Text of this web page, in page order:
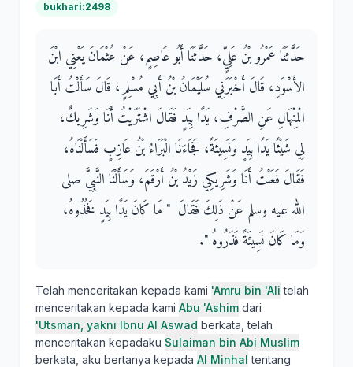
bukhari:2498
حَدَّثَنَا عَمْرُو بْنُ عَلِيٍّ، حَدَّثَنَا أَبُو عَاصِمٍ، عَنْ عُثْمَانَ يَعْنِي ابْنَ
الأَسْوَدِ، قَالَ أَخْبَرَنِي سُلَيْمَانُ بْنُ أَبِي مُسْلِمٍ، قَالَ سَأَلْتُ أَبَا
الْمِنْهَالِ عَنِ الصَّرْفِ، يَدًا بِيَدٍ فَقَالَ اشْتَرَيْتُ أَنَا وَشَرِيكٌ،
لِي شَيْئًا يَدًا بِيَدٍ وَنَسِيئَةً، فَجَاءَنَا الْبَرَاءُ بْنُ عَازِبٍ فَسَأَلْنَاهُ،
فَقَالَ فَعَلْتُ أَنَا وَشَرِيكِي زَيْدُ بْنُ أَرْقَمَ، وَسَأَلْنَا النَّبِيَّ صلى
الله عليه وسلم عَنْ ذَلِكَ فَقَالَ ‏ "‏ مَا كَانَ يَدًا بِيَدٍ فَخُذُوهُ،
وَمَا كَانَ نَسِيئَةً فَذَرُوهُ ‏"‏‏.‏
Telah menceritakan kepada kami 'Amru bin 'Ali telah
menceritakan kepada kami Abu 'Ashim dari
'Utsman, yakni Ibnu Al Aswad berkata, telah
menceritakan kepadaku Sulaiman bin Abi Muslim
berkata, aku bertanya kepada Al Minhal tentang